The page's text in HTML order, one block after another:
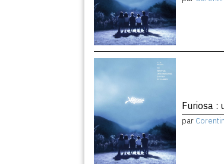
Furiosa :
par